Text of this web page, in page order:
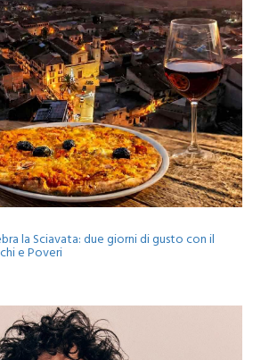
la Sciavata: due giorni di gusto con il
e Poveri